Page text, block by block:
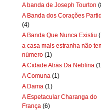
A banda de Joseph Tourton
A Banda dos Corações
(4)
A Banda Que Nunca Existiu
a casa mais estranha não
número (1)
A Cïdade Aträs Da Neblïna
A Comuna (1)
A Dama (1)
A Espetacular Charanga do
França (6)